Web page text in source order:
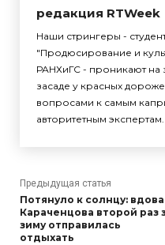
редакция RTWeek
Наши стрингеры -
"Продюсирование и
РАНХиГС - проникают на
засаде у красных
вопросами к самым
авторитетным экспертам.
Предыдущая статья
Потянуло к солнцу: вдова
Караченцова второй раз
зиму отправилась
отдыхать